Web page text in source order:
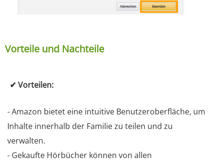
Vorteile und Nachteile
✔ Vorteilen:
- Amazon bietet eine intuitive Benutzeroberfläche, um
Inhalte innerhalb der Familie zu teilen und zu
verwalten.
- Gekaufte Hörbücher können von allen